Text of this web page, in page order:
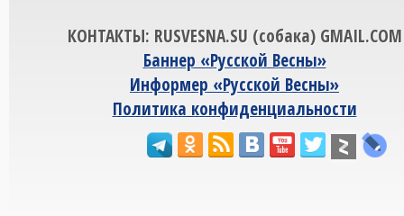
КОНТАКТЫ: RUSVESNA.SU (собака) GMAIL.COM
Баннер «Русской Весны»
Информер «Русской Весны»
Политика конфиденциальности